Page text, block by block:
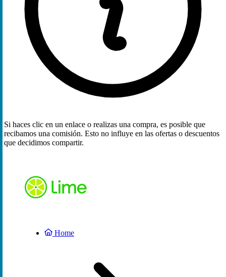
Si haces clic en un enlace o realizas una compra, es posible que
recibamos una comisión. Esto no influye en las ofertas o descuentos
que decidimos compartir.
Home